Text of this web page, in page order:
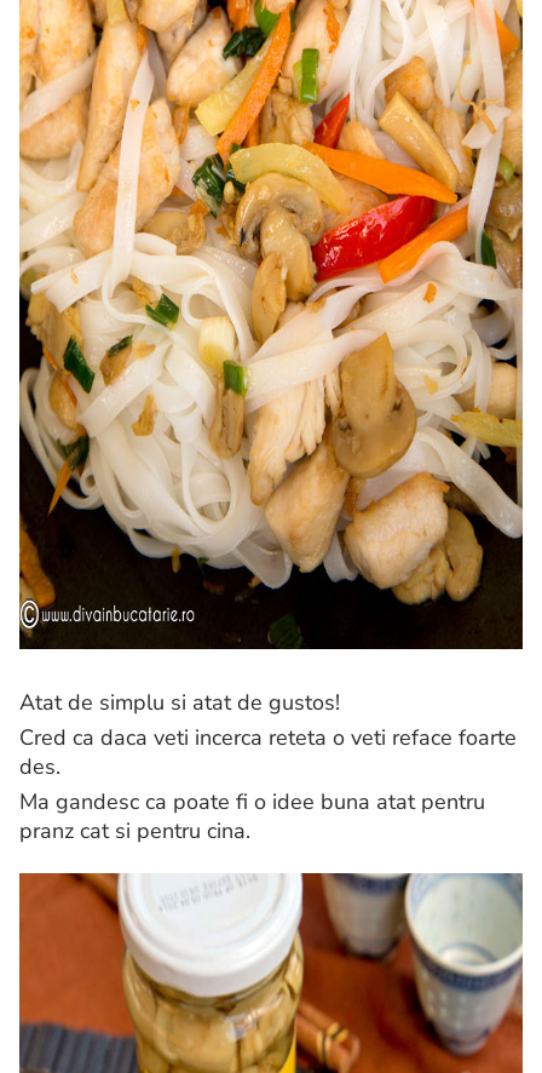
Atat de simplu si atat de gustos!
Cred ca daca veti incerca reteta o veti reface foarte
des.
Ma gandesc ca poate fi o idee buna atat pentru
pranz cat si pentru cina.